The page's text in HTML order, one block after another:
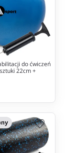
do ćwiczeń
22cm +